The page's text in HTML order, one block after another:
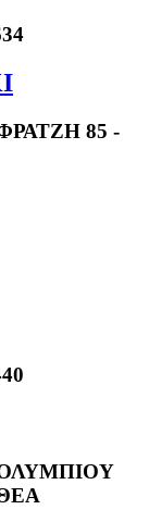
85 -